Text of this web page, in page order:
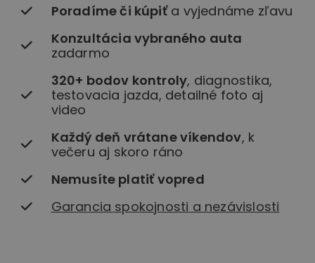
Poradíme či kúpiťa vyjednáme zľavu
Konzultácia vybraného auta
zadarmo
320+ bodov kontroly, diagnostika,
testovacia jazda, detailné foto aj
video
Každý deň vrátane víkendov, k
večeru aj skoro ráno
Nemusíte platiť vopred
Garancia spokojnosti a nezávislosti